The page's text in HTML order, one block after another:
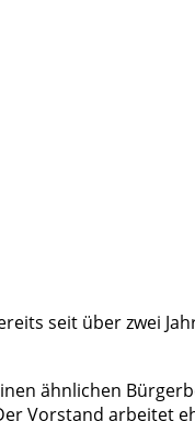
seit über zwei
ähnlichen
Vorstand arbeitet